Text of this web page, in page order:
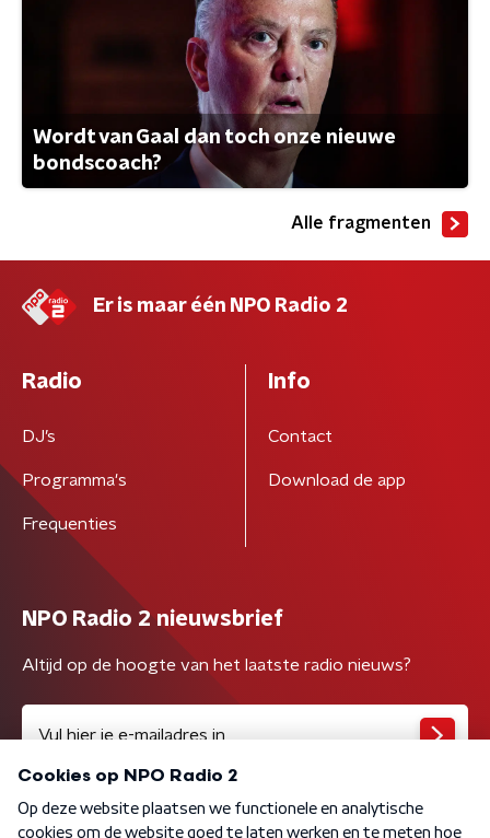
Wordt van Gaal dan toch onze nieuwe
bondscoach?
Alle fragmenten
Er is maar één NPO Radio 2
Radio
DJ’s
Programma's
Frequenties
Info
Contact
Download de app
NPO Radio 2 nieuwsbrief
Altijd op de hoogte van het laatste radio nieuws?